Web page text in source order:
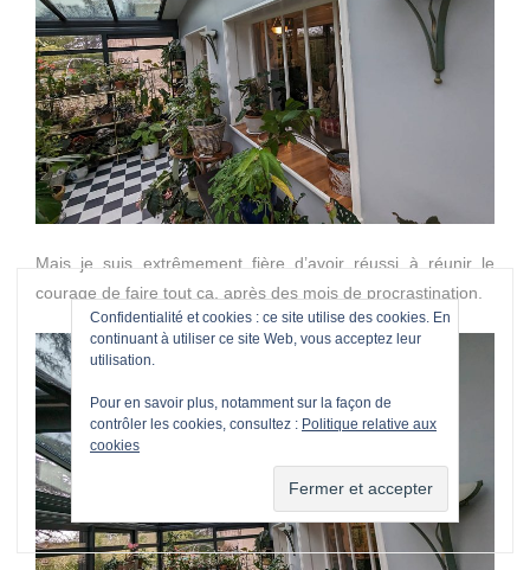
Mais je suis extrêmement fière d’avoir réussi à réunir le
courage de faire tout ça, après des mois de procrastination.
Confidentialité et cookies : ce site utilise des cookies. En
continuant à utiliser ce site Web, vous acceptez leur
utilisation.
Pour en savoir plus, notamment sur la façon de
contrôler les cookies, consultez : Politique relative aux
cookies